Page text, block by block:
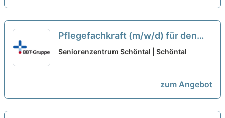
Pflegefachkraft (m/w/d) für den
Tagdienst in Teilzeit – Pflegen,
Seniorenzentrum Schöntal | Schöntal
zum Angebot